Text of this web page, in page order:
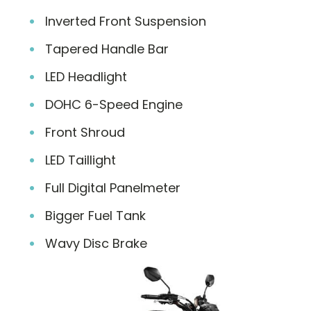
Inverted Front Suspension
Tapered Handle Bar
LED Headlight
DOHC 6-Speed Engine
Front Shroud
LED Taillight
Full Digital Panelmeter
Bigger Fuel Tank
Wavy Disc Brake